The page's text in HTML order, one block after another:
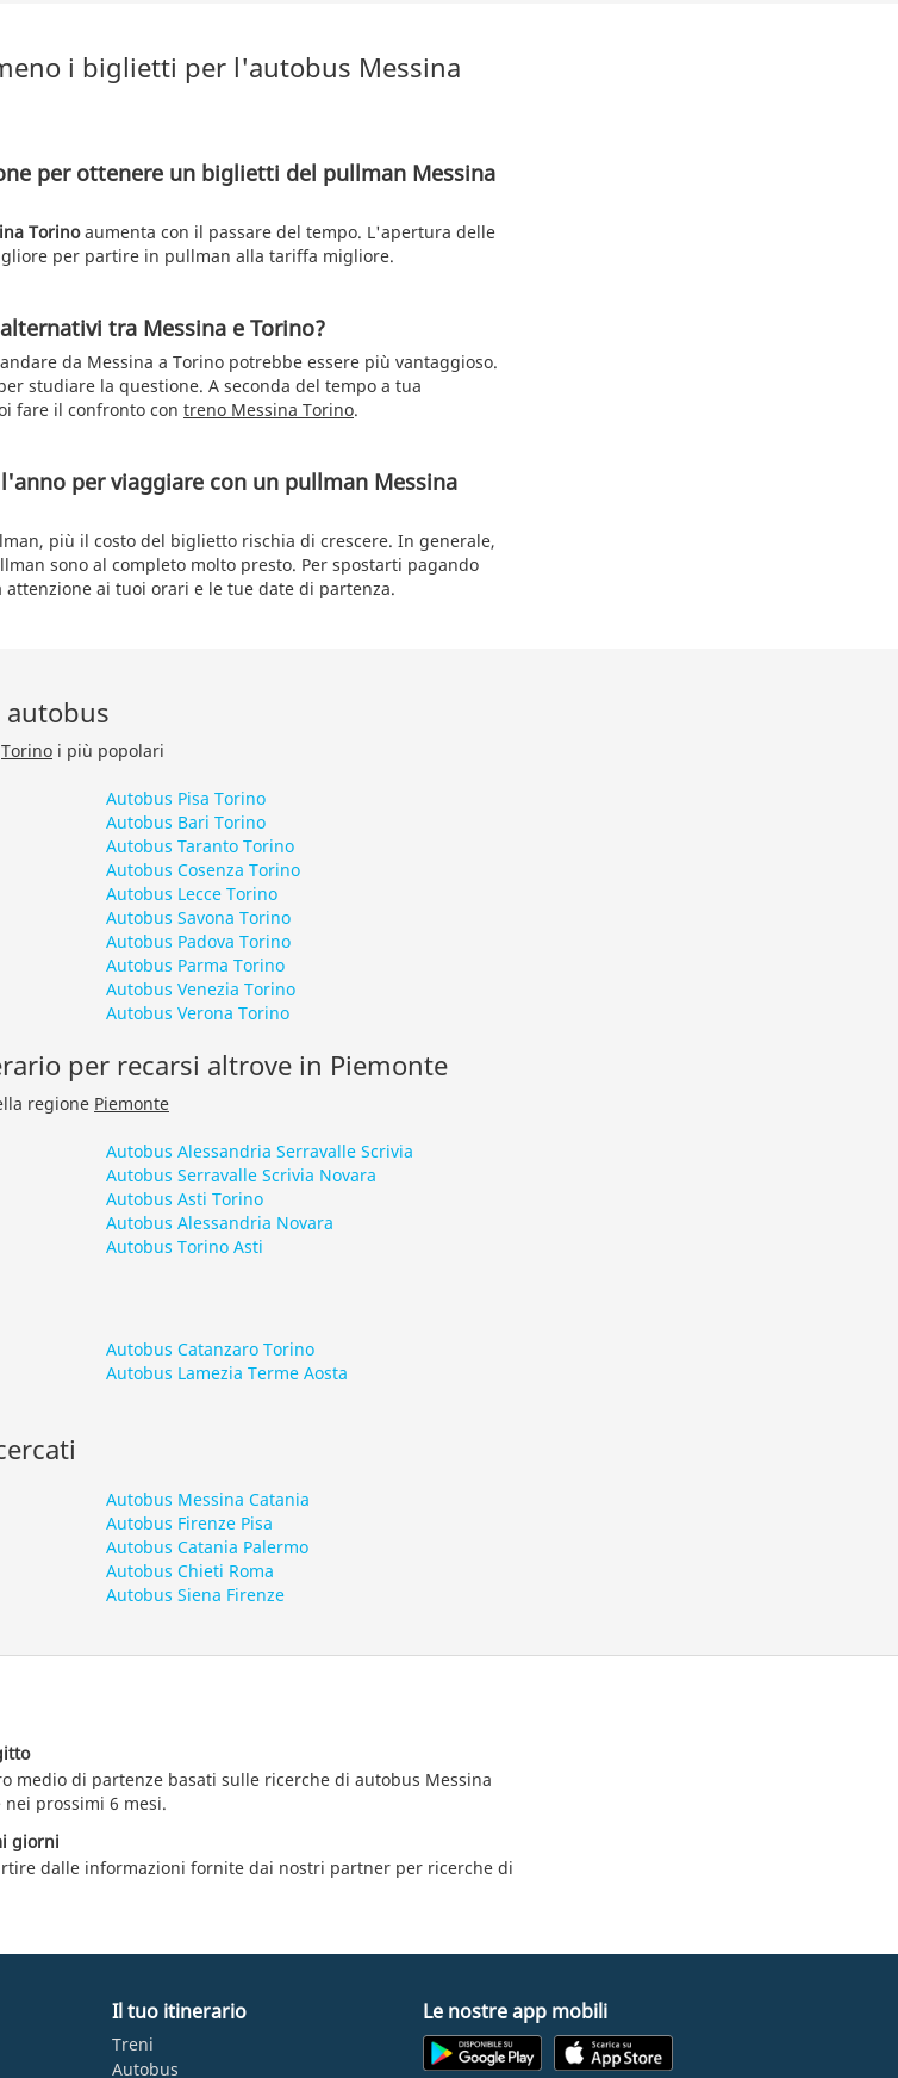
i biglietti per l'autobus Messina
per ottenere un biglietti del pullman Messina
Torinoaumenta con il passare del tempo. L'apertura delle
per partire in pullman alla tariffa migliore.
tra Messina e Torino?
da Messina a Torino potrebbe essere più vantaggioso.
studiare la questione. A seconda del tempo a tua
fare il confronto con treno Messina Torino.
per viaggiare con un pullman Messina
più il costo del biglietto rischia di crescere. In generale,
sono al completo molto presto. Per spostarti pagando
ai tuoi orari e le tue date di partenza.
Torino i più popolari
Autobus Pisa Torino
Autobus Bari Torino
Autobus Taranto Torino
Autobus Cosenza Torino
Autobus Lecce Torino
Autobus Savona Torino
Autobus Padova Torino
Autobus Parma Torino
Autobus Venezia Torino
Autobus Verona Torino
per recarsi altrove in Piemonte
regione Piemonte
Autobus Alessandria Serravalle Scrivia
Autobus Serravalle Scrivia Novara
Autobus Asti Torino
Autobus Alessandria Novara
Autobus Torino Asti
Autobus Catanzaro Torino
Autobus Lamezia Terme Aosta
Autobus Messina Catania
Autobus Firenze Pisa
Autobus Catania Palermo
Autobus Chieti Roma
Autobus Siena Firenze
medio di partenze basati sulle ricerche di autobus Messina
prossimi 6 mesi.
giorni
dalle informazioni fornite dai nostri partner per ricerche di
Il tuo itinerario
Treni
Autobus
Le nostre app mobili